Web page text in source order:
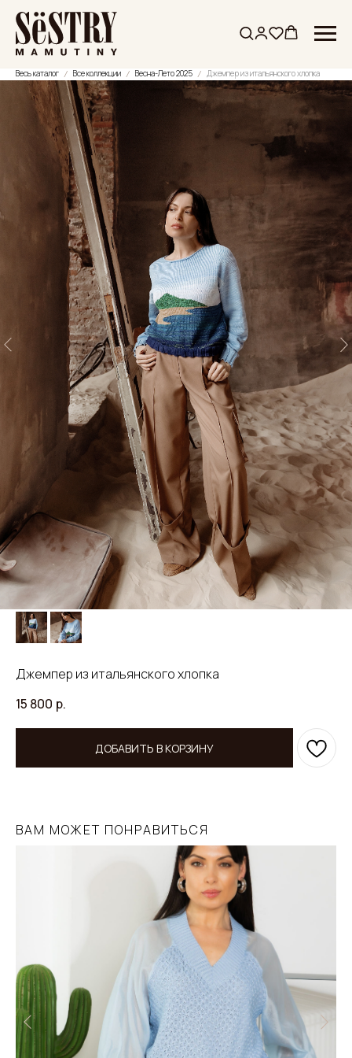
Весь каталог Все коллекции Весна-Лето 2025 Джемпер из итальянского хлопка
Джемпер из итальянского хлопка
15 800 р.
ДОБАВИТЬ В КОРЗИНУ
ВАМ МОЖЕТ ПОНРАВИТЬСЯ